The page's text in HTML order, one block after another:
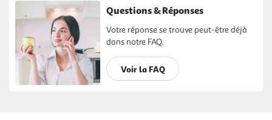
Questions & Réponses
Votre réponse se trouve peut-être déjà
dans notre FAQ.
Voir la FAQ